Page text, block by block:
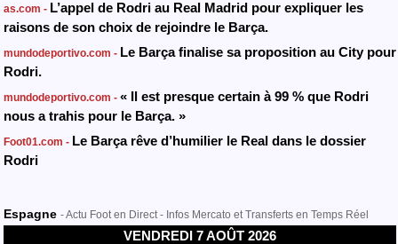
as.com - L’appel de Rodri au Real Madrid pour expliquer les
raisons de son choix de rejoindre le Barça.
mundodeportivo.com - Le Barça finalise sa proposition au City pour
Rodri.
mundodeportivo.com - « Il est presque certain à 99 % que Rodri
nous a trahis pour le Barça. »
Foot01.com - Le Barça rêve d’humilier le Real dans le dossier
Rodri
Espagne - Actu Foot en Direct - Infos Mercato et Transferts en Temps Réel
VENDREDI 7 AOÛT 2026